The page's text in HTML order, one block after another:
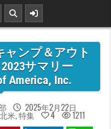
ャンプ＆アウト
サマリー
America, Inc.
2025年2月22日
北米,特集 4
1211